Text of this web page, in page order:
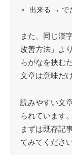
出来る → で
また、同じ漢
改善方法」よ
らがなを挟む
文章は意味だ
読みやすい文
られています。
まずは既存記
てみてください